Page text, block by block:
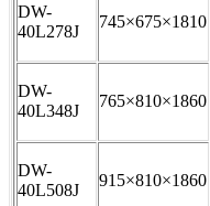
DW-
40L278J
745×675×1810
DW-
40L348J
765×810×1860
DW-
40L508J
915×810×1860